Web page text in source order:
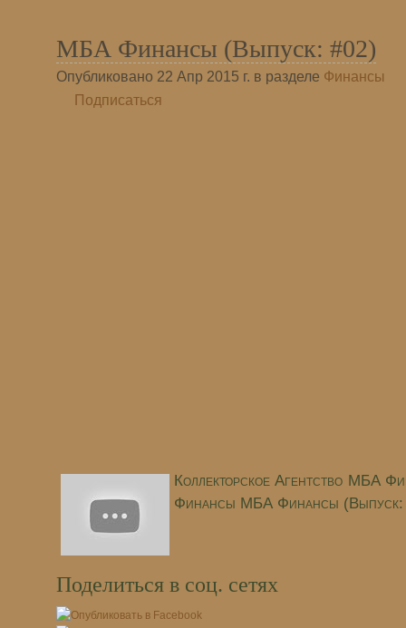
МБА Финансы (Выпуск: #02)
Опубликовано 22 Апр 2015 г. в разделе Финансы
Подписаться
Коллекторское Агентство МБА
Финансы МБА Финансы
Поделиться в соц. сетях